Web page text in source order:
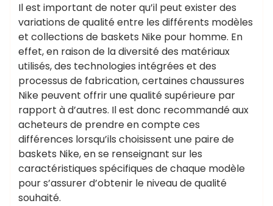
Il est important de noter qu’il peut exister des
variations de qualité entre les différents modèles
et collections de baskets Nike pour homme. En
effet, en raison de la diversité des matériaux
utilisés, des technologies intégrées et des
processus de fabrication, certaines chaussures
Nike peuvent offrir une qualité supérieure par
rapport à d’autres. Il est donc recommandé aux
acheteurs de prendre en compte ces
différences lorsqu’ils choisissent une paire de
baskets Nike, en se renseignant sur les
caractéristiques spécifiques de chaque modèle
pour s’assurer d’obtenir le niveau de qualité
souhaité.